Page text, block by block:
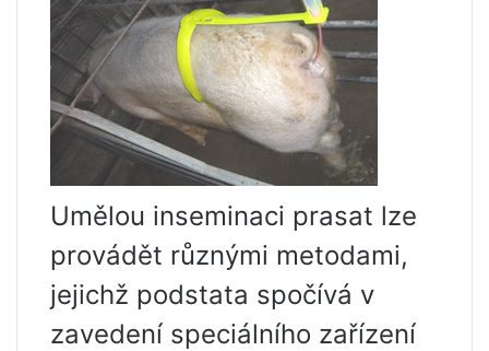
Umělou inseminaci prasat lze
provádět různými metodami,
jejichž podstata spočívá v
zavedení speciálního zařízení